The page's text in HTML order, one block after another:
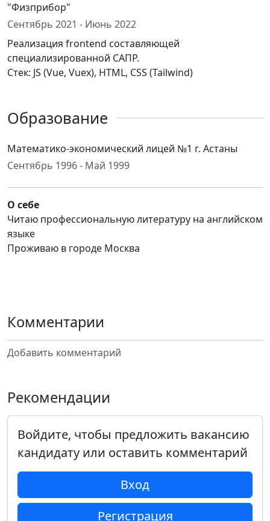
"Физприбор"
Сентябрь 2021 - Июнь 2022
Реализация frontend составляющей
специализированной САПР.
Стек: JS (Vue, Vuex), HTML, CSS (Tailwind)
Образование
Математико-экономический лицей №1 г. Астаны
Сентябрь 1996 - Май 1999
О себе
Читаю профессиональную литературу на английском
языке
Проживаю в городе Москва
Комментарии
Добавить комментарий
Рекомендации
Войдите, чтобы предложить вакансию
кандидату или оставить комментарий
Вход
Регистрация